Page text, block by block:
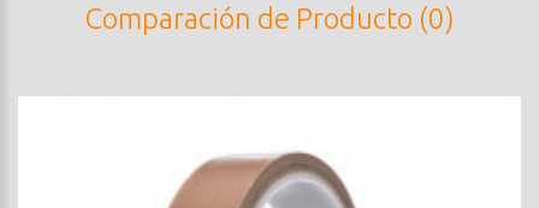
Comparación de Producto (0)